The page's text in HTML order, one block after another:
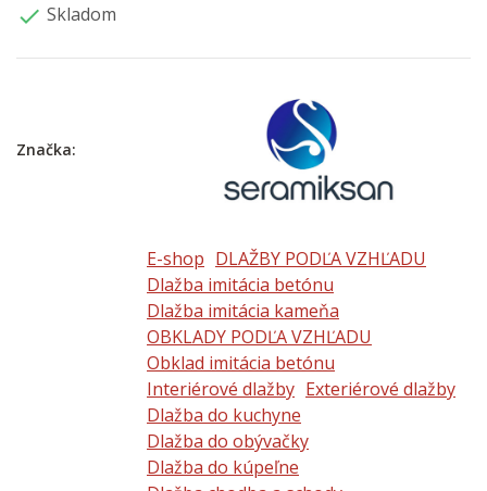
 Skladom
Značka:
E-shop DLAŽBY PODĽA VZHĽADU
Dlažba imitácia betónu
Dlažba imitácia kameňa
OBKLADY PODĽA VZHĽADU
Obklad imitácia betónu
Interiérové dlažby Exteriérové dlažby
Dlažba do kuchyne
Dlažba do obývačky
Dlažba do kúpeľne